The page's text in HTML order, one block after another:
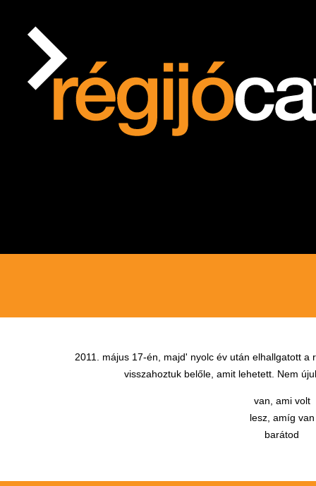
2011. május 17-én, majd' nyolc év után elhallgatott
visszahoztuk belőle, amit lehetett. Nem
van, ami volt
lesz, amíg van
barátod